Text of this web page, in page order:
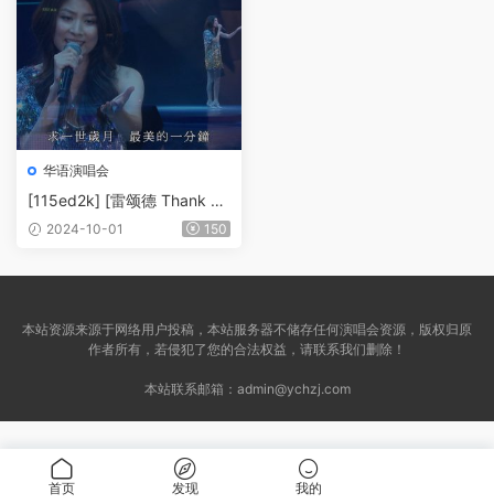
华语演唱会
[115ed2k] [雷颂德 Thank Yo
u 演唱会][原盘繁SUP字幕/章
2024-10-01 150
本站资源来源于网络用户投稿，本站服务器不储存任何演唱会资源，版权归原
作者所有，若侵犯了您的合法权益，请联系我们删除！
本站联系邮箱： admin@ychzj.com
首页 发现 我的